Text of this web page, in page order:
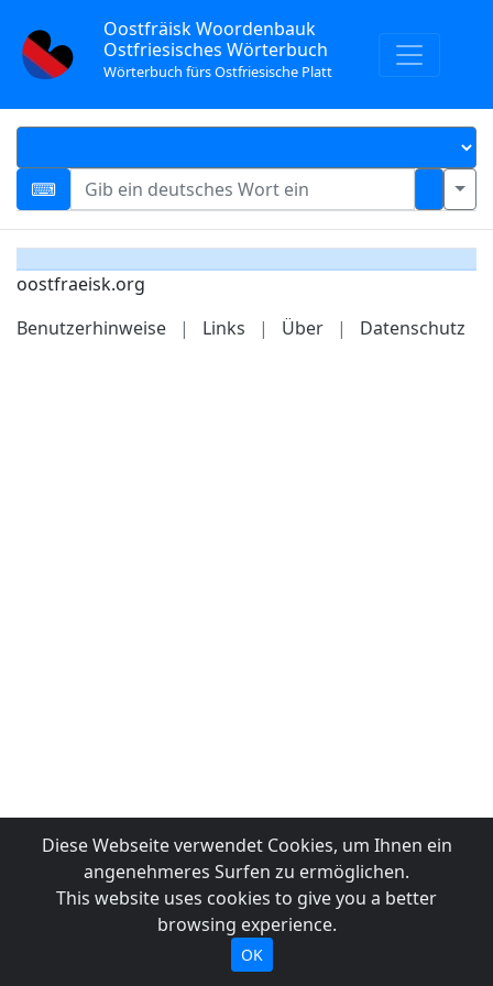
Oostfräisk Woordenbauk
Ostfriesisches Wörterbuch
Wörterbuch fürs Ostfriesische Platt
oostfraeisk.org
Benutzerhinweise
| Links | Über | Datenschutz
Diese Webseite verwendet Cookies, um Ihnen ein
angenehmeres Surfen zu ermöglichen.
This website uses cookies to give you a better
browsing experience.
OK